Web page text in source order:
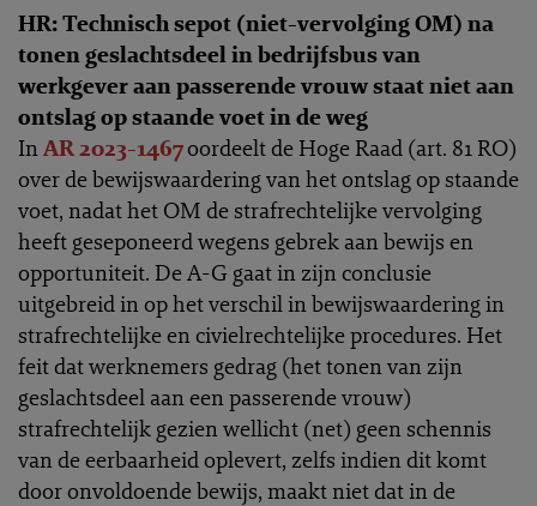
HR: Technisch sepot (niet-vervolging OM) na
tonen geslachtsdeel in bedrijfsbus van
werkgever aan passerende vrouw staat niet aan
ontslag op staande voet in de weg
InAR 2023-1467oordeelt de Hoge Raad (art. 81 RO)
over de bewijswaardering van het ontslag op staande
voet, nadat het OM de strafrechtelijke vervolging
heeft geseponeerd wegens gebrek aan bewijs en
opportuniteit. De A-G gaat in zijn conclusie
uitgebreid in op het verschil in bewijswaardering in
strafrechtelijke en civielrechtelijke procedures. Het
feit dat werknemers gedrag (het tonen van zijn
geslachtsdeel aan een passerende vrouw)
strafrechtelijk gezien wellicht (net) geen schennis
van de eerbaarheid oplevert, zelfs indien dit komt
door onvoldoende bewijs, maakt niet dat in de